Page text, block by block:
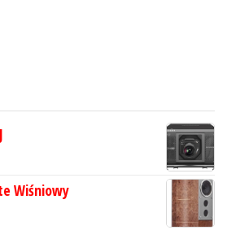
Wiśniowy